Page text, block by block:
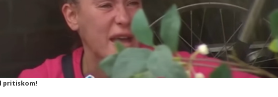
pritiskom!